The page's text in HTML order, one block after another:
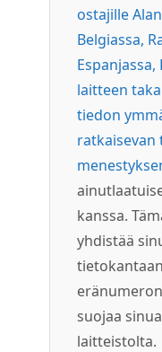
ostajille
Belgiassa,
Espanjassa,
laitteen
tiedon
ratkaisevan
kanssa.
yhdistää
suojaa
laitteistolta.